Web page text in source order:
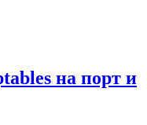
на порт и